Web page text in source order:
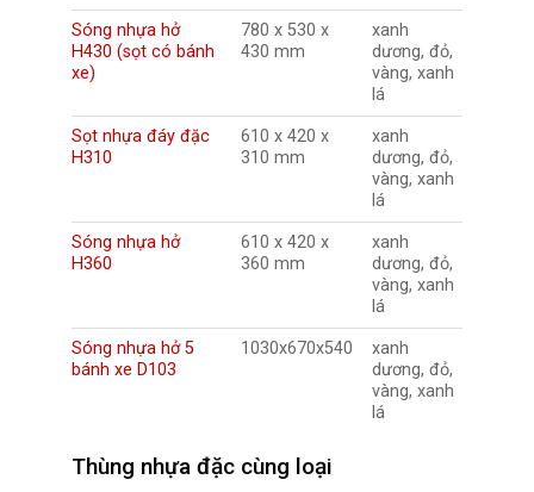
Sóng nhựa hở
H430 (sọt có bánh
xe)
780 x 530 x
430 mm
xanh
dương, đỏ,
vàng, xanh
lá
Sọt nhựa đáy đặc
H310
610 x 420 x
310 mm
xanh
dương, đỏ,
vàng, xanh
lá
Sóng nhựa hở
H360
610 x 420 x
360 mm
xanh
dương, đỏ,
vàng, xanh
lá
Sóng nhựa hở 5
bánh xe D103
1030x670x540
xanh
dương, đỏ,
vàng, xanh
lá
Thùng nhựa đặc cùng loại